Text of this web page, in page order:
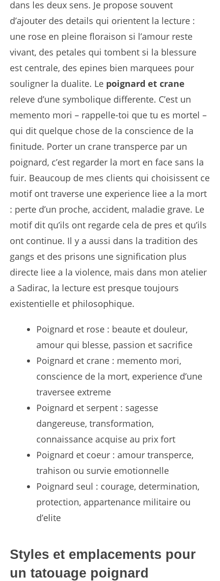
dans les deux sens. Je propose souvent
d’ajouter des details qui orientent la lecture :
une rose en pleine floraison si l’amour reste
vivant, des petales qui tombent si la blessure
est centrale, des epines bien marquees pour
souligner la dualite. Le poignard et crane
releve d’une symbolique differente. C’est un
memento mori – rappelle-toi que tu es mortel –
qui dit quelque chose de la conscience de la
finitude. Porter un crane transperce par un
poignard, c’est regarder la mort en face sans la
fuir. Beaucoup de mes clients qui choisissent ce
motif ont traverse une experience liee a la mort
: perte d’un proche, accident, maladie grave. Le
motif dit qu’ils ont regarde cela de pres et qu’ils
ont continue. Il y a aussi dans la tradition des
gangs et des prisons une signification plus
directe liee a la violence, mais dans mon atelier
a Sadirac, la lecture est presque toujours
existentielle et philosophique.
Poignard et rose : beaute et douleur,
amour qui blesse, passion et sacrifice
Poignard et crane : memento mori,
conscience de la mort, experience d’une
traversee extreme
Poignard et serpent : sagesse
dangereuse, transformation,
connaissance acquise au prix fort
Poignard et coeur : amour transperce,
trahison ou survie emotionnelle
Poignard seul : courage, determination,
protection, appartenance militaire ou
d’elite
Styles et emplacements pour
un tatouage poignard